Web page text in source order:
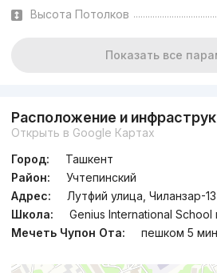
Высота Потолков
Показать все
Расположение и
Открыть в Google Картах
Город:
Ташкент
Район:
Учтепинский
Адрес:
Лутфий улица, Чиланзар-13
Школа:
Genius International
Мечеть Чупон Ота:
пешком 5